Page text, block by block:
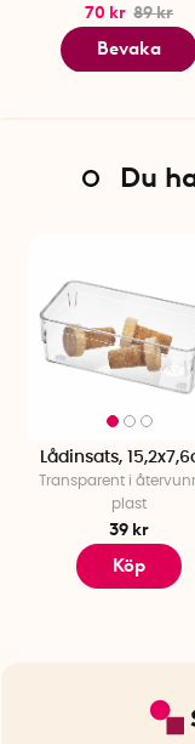
70 kr 89 kr
Bevaka
Du
Lådinsats,
Transparent i
plast
39 kr
Köp